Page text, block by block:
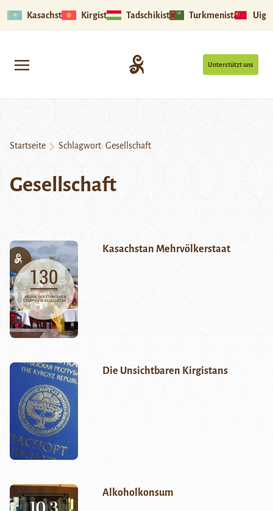
Kasachstan Kirgistan Tadschikistan Turkmenistan
Unterstützt uns
Startseite Schlagwort: Gesellschaft
Gesellschaft
Kasachstan Mehrvölkerstaat
Die Unsichtbaren Kirgistans
Alkoholkonsum